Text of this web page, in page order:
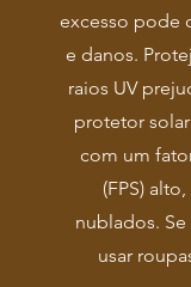
excesso pode
e danos.
raios UV
protetor
com um
(FPS)
nublados.
usar